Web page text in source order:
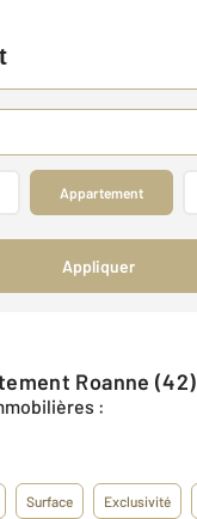
Appartement
Appliquer
Roanne (42)
:
Surface Exclusivité